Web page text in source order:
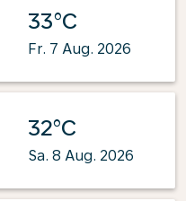
33°C
Fr. 7 Aug. 2026
32°C
Sa. 8 Aug. 2026